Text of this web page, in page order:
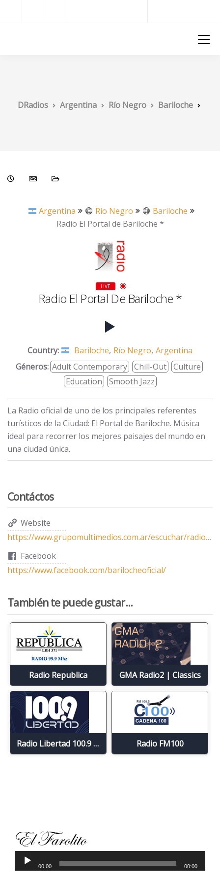
DRadios Argentina Río Negro Bariloche
Argentina Río Negro
Bariloche
Radio El Portal de Bariloche *
LIVE
Radio El Portal De Bariloche *
Country: Bariloche, Río Negro, Argentina
Géneros: Adult Contemporary Chill-Out
Culture
Education
Smooth Jazz
La Radio oficial de uno de los principales referentes
turísticos de la Ciudad: El Portal de Bariloche. Música
ideal para recorrer los mejores paisajes del mundo en
una ciudad única.
Contáctos
Website
https://www.grupomultimedios.com.ar/escuchar/radio-portal/
Facebook
https://www.facebook.com/barilocheoficial/
También te puede gustar...
Radio Republica GMA Radio2 | Classics
Radio Libertad 100.9 FM Radio FM100
Reproductor de audio
00:00 00:00